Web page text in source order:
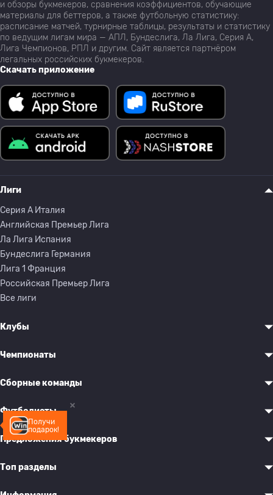
Получи
подарок!
и обзоры букмекеров, сравнения коэффициентов, обучающие
материалы для беттеров, а также футбольную статистику:
расписание матчей, турнирные таблицы, результаты и статистику
по ведущим лигам мира — АПЛ, Бундеслига, Ла Лига, Серия А,
Лига Чемпионов, РПЛ и другим. Сайт является партнёром
легальных российских букмекеров.
Скачать приложение
Лиги
Серия A Италия
Английская Премьер Лига
Ла Лига Испания
Бундеслига Германия
Лига 1 Франция
Российская Премьер Лига
Все лиги
Клубы
Чемпионаты
Сборные команды
Футболисты
Предложения букмекеров
Топ разделы